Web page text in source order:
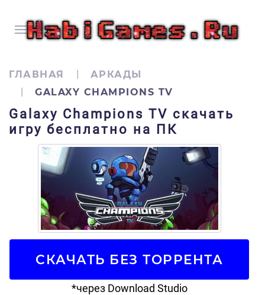
ГЛАВНАЯ
АРКАДЫ
GALAXY CHAMPIONS TV
Galaxy Champions TV скачать
игру бесплатно на ПК
СКАЧАТЬ БЕЗ ТОРРЕНТА
*через Download Studio